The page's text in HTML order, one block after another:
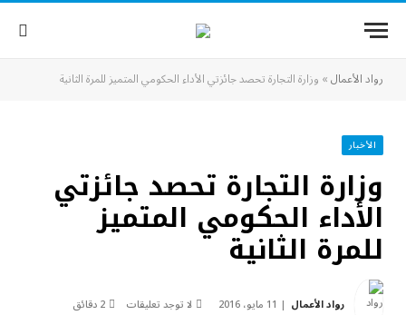
رواد الأعمال» وزارة التجارة تحصد جائزتي الأداء الحكومي المتميز للمرة الثانية
الأخبار
وزارة التجارة تحصد جائزتي
الأداء الحكومي المتميز
للمرة الثانية
رواد الأعمال 11 مايو، 2016 لا توجد تعليقات 2 دقائق